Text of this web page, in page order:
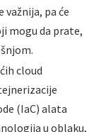
važnija, pa će
mogu da prate,
cloud
(IaC) alata
u oblaku,